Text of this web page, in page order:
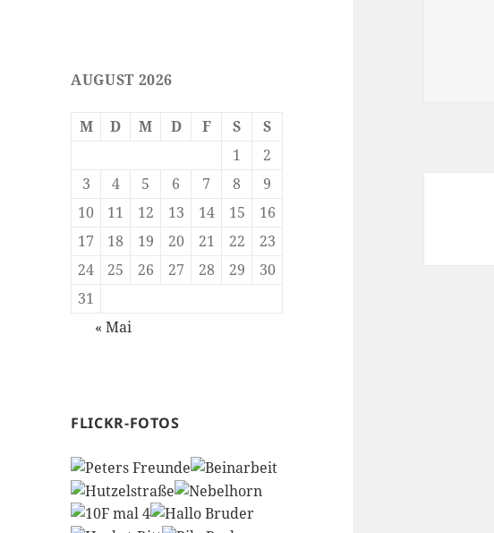
AUGUST 2026
M D M D F S
S
1
2
3
4 5 6 7 8
9
10
11 12 13 14 15
16
17
18 19 20 21 22
23
24
25 26 27 28 29
30
31
« Mai
FLICKR-FOTOS